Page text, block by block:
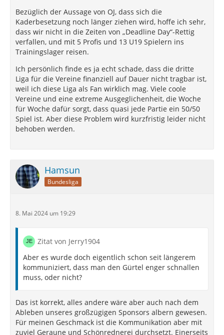
Bezüglich der Aussage von OJ, dass sich die
Kaderbesetzung noch länger ziehen wird, hoffe ich sehr,
dass wir nicht in die Zeiten von „Deadline Day“-Rettig
verfallen, und mit 5 Profis und 13 U19 Spielern ins
Trainingslager reisen.
Ich persönlich finde es ja echt schade, dass die dritte
Liga für die Vereine finanziell auf Dauer nicht tragbar ist,
weil ich diese Liga als Fan wirklich mag. Viele coole
Vereine und eine extreme Ausgeglichenheit, die Woche
für Woche dafür sorgt, dass quasi jede Partie ein 50/50
Spiel ist. Aber diese Problem wird kurzfristig leider nicht
behoben werden.
Hamsun
Bundesliga
8. Mai 2024 um 19:29
Zitat von Jerry1904
Aber es wurde doch eigentlich schon seit längerem
kommuniziert, dass man den Gürtel enger schnallen
muss, oder nicht?
Das ist korrekt, alles andere wäre aber auch nach dem
Ableben unseres großzügigen Sponsors albern gewesen.
Für meinen Geschmack ist die Kommunikation aber mit
zuviel Geraune und Schönrednerei durchsetzt. Einerseits